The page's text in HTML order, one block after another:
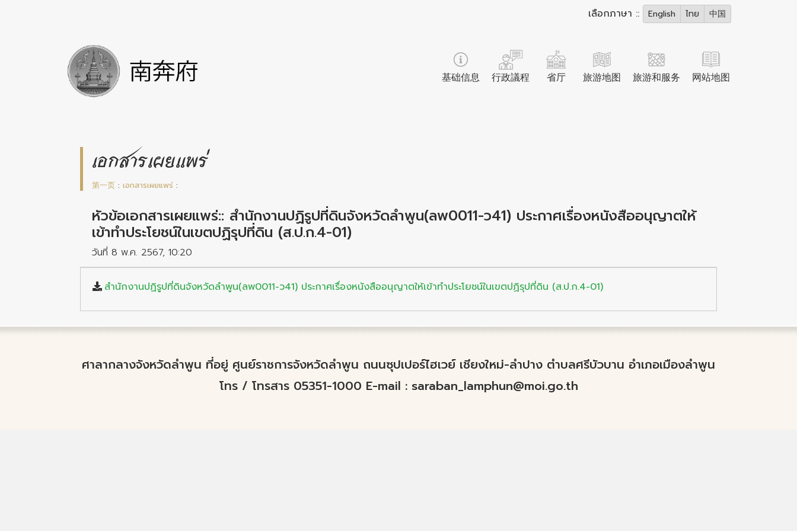
เลือกภาษา :: English ไทย 中国
基础信息 行政議程 省厅 旅游地图 旅游和服务 网站地图
เอกสารเผยแพร่
第一页 : เอกสารเผยแพร่ :
หัวข้อเอกสารเผยแพร่:: สำนักงานปฏิรูปที่ดินจังหวัดลำพูน(ลพ0011-ว41) ประกาศเรื่องหนังสืออนุญาตให้
เข้าทำประโยชน์ในเขตปฏิรุปที่ดิน (ส.ป.ก.4-01)
วันที่ 8 พ.ค. 2567, 10:20
สำนักงานปฏิรูปที่ดินจังหวัดลำพูน(ลพ0011-ว41) ประกาศเรื่องหนังสืออนุญาตให้เข้าทำประโยชน์ในเขตปฏิรุปที่ดิน (ส.ป.ก.4-01)
ศาลากลางจังหวัดลำพูน ที่อยู่ ศูนย์ราชการจังหวัดลำพูน ถนนซุปเปอร์ไฮเวย์ เชียงใหม่-ลำปาง ตำบลศรีบัวบาน อำเภอเมืองลำพูน
โทร / โทรสาร 05351-1000 E-mail : saraban_lamphun@moi.go.th